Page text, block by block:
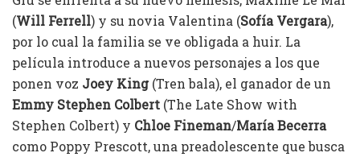
(Will Ferrell) y su novia Valentina (Sofía Vergara),
por lo cual la familia se ve obligada a huir. La
película introduce a nuevos personajes a los que
ponen voz Joey King(Tren bala), el ganador de un
Emmy Stephen Colbert (The Late Show with
Stephen Colbert) y Chloe Fineman/María Becerra
como Poppy Prescott, una preadolescente que busca